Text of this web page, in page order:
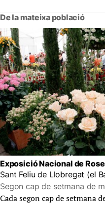
De la mateixa població
Exposició Nacional de
Sant Feliu de Llobregat (el
Segon cap de setmana de
Cada segon cap de setmana